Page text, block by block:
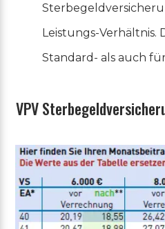
Leistungs-Verhältnis.
Standard- als auch
VPV